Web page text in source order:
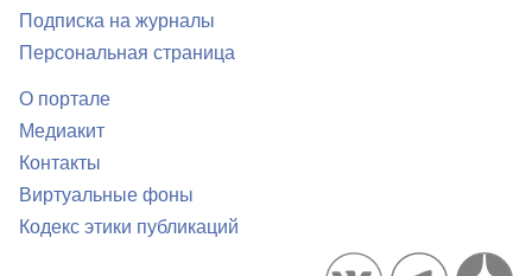
Подписка на журналы
Персональная страница
О портале
Медиакит
Контакты
Виртуальные фоны
Кодекс этики публикаций